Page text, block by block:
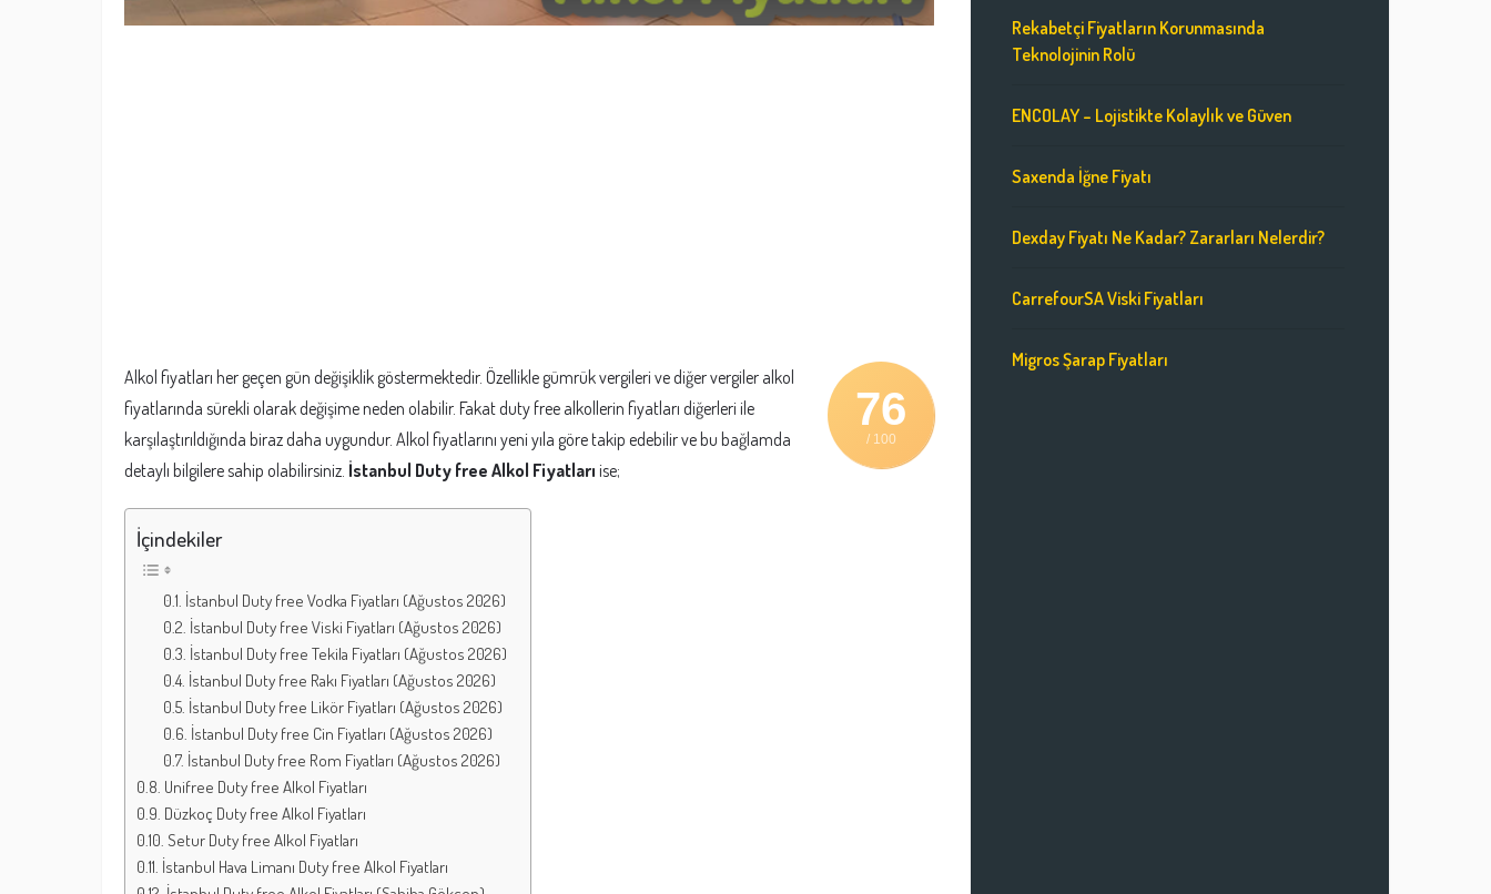
76
/ 100
Alkol fiyatları her geçen gün değişiklik göstermektedir. Özellikle gümrük vergileri ve diğer vergiler alkol
fiyatlarında sürekli olarak değişime neden olabilir. Fakat duty free alkollerin fiyatları diğerleri ile
karşılaştırıldığında biraz daha uygundur. Alkol fiyatlarını yeni yıla göre takip edebilir ve bu bağlamda
detaylı bilgilere sahip olabilirsiniz. İstanbul Duty free Alkol Fiyatları ise;
İçindekiler
İstanbul Duty free Vodka Fiyatları (Ağustos 2026)
İstanbul Duty free Viski Fiyatları (Ağustos 2026)
İstanbul Duty free Tekila Fiyatları (Ağustos 2026)
İstanbul Duty free Rakı Fiyatları (Ağustos 2026)
İstanbul Duty free Likör Fiyatları (Ağustos 2026)
İstanbul Duty free Cin Fiyatları (Ağustos 2026)
İstanbul Duty free Rom Fiyatları (Ağustos 2026)
Unifree Duty free Alkol Fiyatları
Düzkoç Duty free Alkol Fiyatları
Setur Duty free Alkol Fiyatları
İstanbul Hava Limanı Duty free Alkol Fiyatları
Rekabetçi Fiyatların Korunmasında
Teknolojinin Rolü
ENCOLAY – Lojistikte Kolaylık ve Güven
Saxenda İğne Fiyatı
Dexday Fiyatı Ne Kadar? Zararları Nelerdir?
CarrefourSA Viski Fiyatları
Migros Şarap Fiyatları